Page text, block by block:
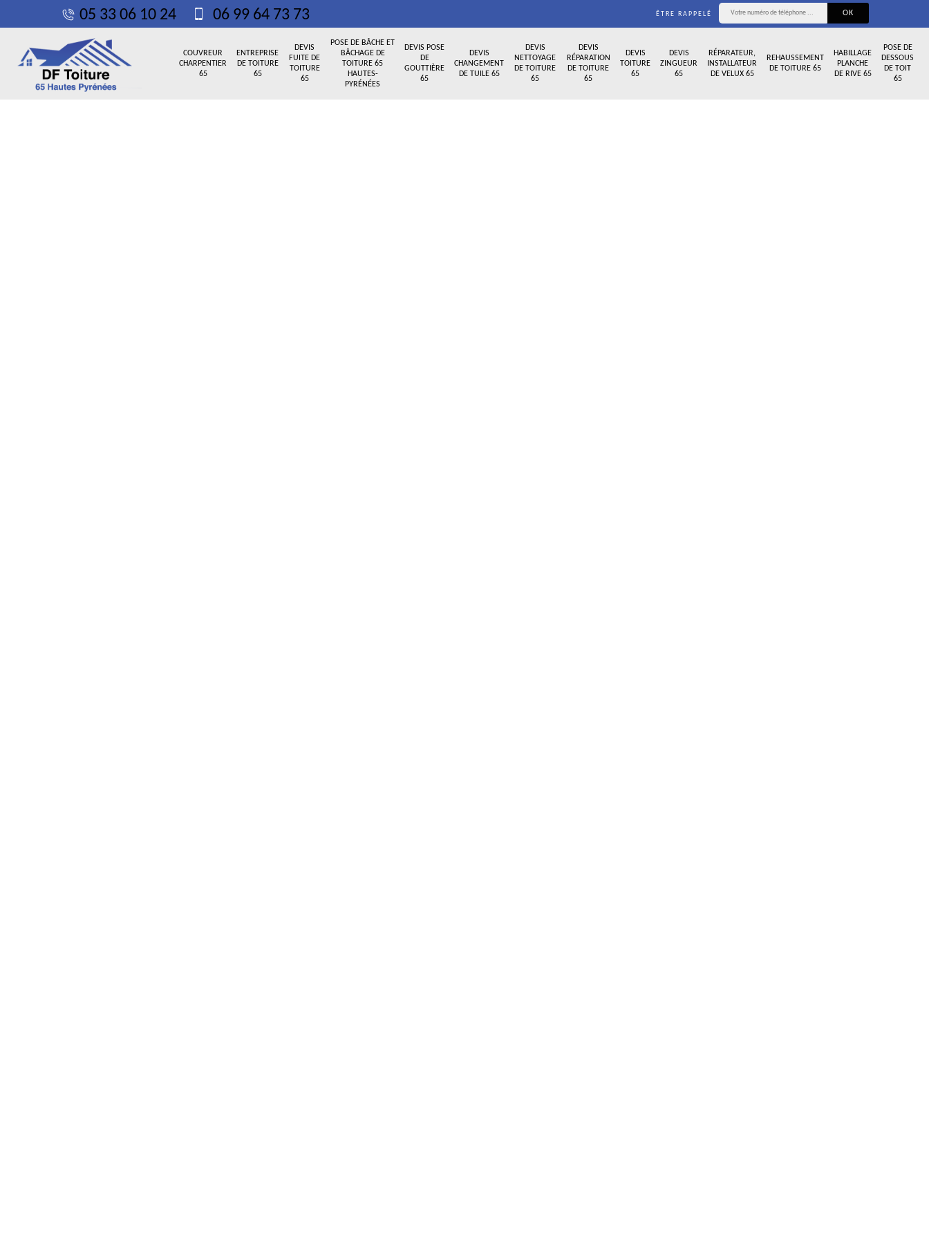
05 33 06 10 24 06 99 64 73 73 ÊTRE RAPPELÉ
COUVREUR
CHARPENTIER
65
ENTREPRISE
DE TOITURE
65
DEVIS
FUITE DE
TOITURE
65
POSE DE BÂCHE ET
BÂCHAGE DE
TOITURE 65
HAUTES-
PYRÉNÉES
DEVIS POSE
DE
GOUTTIÈRE
65
DEVIS
CHANGEMENT
DE TUILE 65
DEVIS
NETTOYAGE
DE TOITURE
65
DEVIS
RÉPARATION
DE TOITURE
65
DEVIS
TOITURE
65
DEVIS
ZINGUEUR
65
RÉPARATEUR,
INSTALLATEUR
DE VELUX 65
REHAUSSEMENT
DE TOITURE 65
HABILLAGE
PLANCHE
DE RIVE 65
POSE DE
DESSOUS
DE TOIT
65